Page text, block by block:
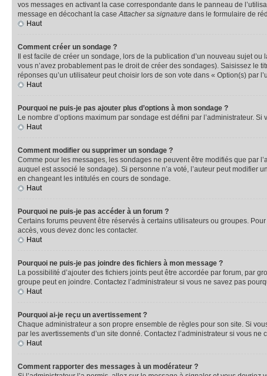
vos messages en activant la case correspondante dans le panneau de
message en décochant la caseAttacher sa signature dans le formulaire de
Haut
Comment créer un sondage ?
Il est facile de créer un sondage, lors de la publication d’un nouveau sujet
vous n’avez probablement pas le droit de créer des sondages). Saisissez
réponses qu’un utilisateur peut choisir lors de son vote dans « Option(s) par
Haut
Pourquoi ne puis-je pas ajouter plus d’options à mon sondage ?
Le nombre d’options maximum par sondage est défini par l’administrateur.
Haut
Comment modifier ou supprimer un sondage ?
Comme pour les messages, les sondages ne peuvent être modifiés que par
auquel est associé le sondage). Si personne n’a voté, l’auteur peut
en changeant les intitulés en cours de sondage.
Haut
Pourquoi ne puis-je pas accéder à un forum ?
Certains forums peuvent être réservés à certains utilisateurs ou groupes.
accès, vous devez donc les contacter.
Haut
Pourquoi ne puis-je pas joindre des fichiers à mon message ?
La possibilité d’ajouter des fichiers joints peut être accordée par forum, par
groupe peut en joindre. Contactez l’administrateur si vous ne savez pas
Haut
Pourquoi ai-je reçu un avertissement ?
Chaque administrateur a son propre ensemble de règles pour son site. Si
par les avertissements d’un site donné. Contactez l’administrateur si vous
Haut
Comment rapporter des messages à un modérateur ?